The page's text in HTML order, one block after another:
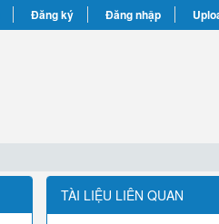
Đăng ký Đăng nhập
TÀI LIỆU LIÊN QUAN